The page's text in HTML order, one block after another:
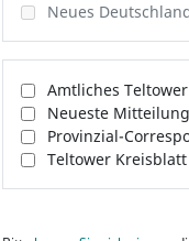
Neues
Amtliches
Neueste
Provinzial-
Teltower Kreisblatt